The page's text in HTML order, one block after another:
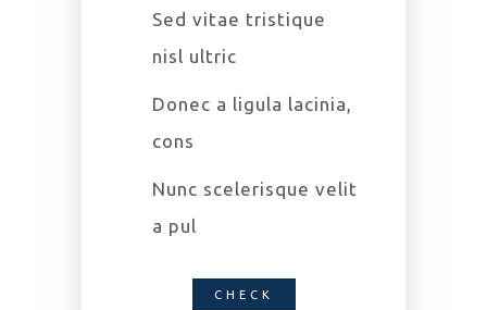
Sed vitae tristique
nisl ultric
Donec a ligula lacinia,
cons
Nunc scelerisque velit
a pul
CHECK